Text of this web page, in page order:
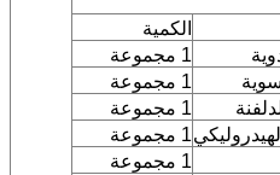
الكمية
1 مجموعة
1 مجموعة
1 مجموعة
1 مجموعة
1 مجموعة